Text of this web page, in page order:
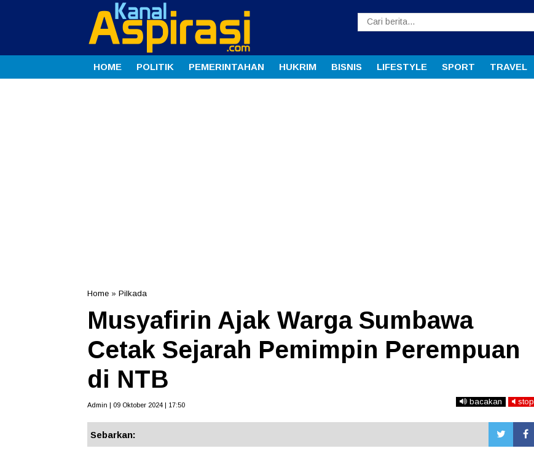
HOME POLITIK PEMERINTAHAN HUKRIM BISNIS LIFESTYLE SPORT TRAVEL
Home » Pilkada
Musyafirin Ajak Warga Sumbawa
Cetak Sejarah Pemimpin Perempuan
di NTB
Admin | 09 Oktober 2024 | 17:50 bacakan stop
Sebarkan: